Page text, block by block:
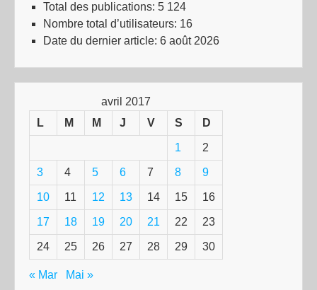
Total des publications: 5 124
Nombre total d’utilisateurs: 16
Date du dernier article: 6 août 2026
avril 2017
L
M M J V S D
1 2
3 4 5 6 7 8 9
10 11 12 13 14 15 16
17 18 19 20 21 22 23
24 25 26 27 28 29 30
« Mar Mai »